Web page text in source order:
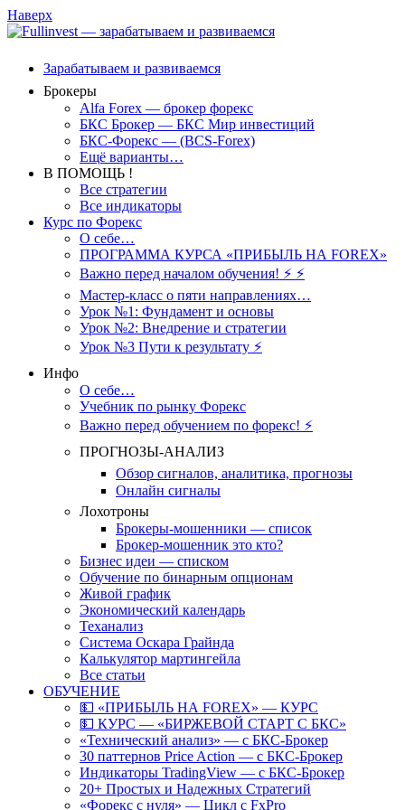
Наверх
Зарабатываем и развиваемся
Брокеры
Alfa Forex — брокер форекс
БКС Брокер — БКС Мир инвестиций
БКС-Форекс — (BCS-Forex)
Ещё варианты…
В ПОМОЩЬ !
Все стратегии
Все индикаторы
Курс по Форекс
О себе…
ПРОГРАММА КУРСА «ПРИБЫЛЬ НА FOREX»
Важно перед началом обучения! ⚡ ⚡
Мастер-класс о пяти направлениях…
Урок №1: Фундамент и основы
Урок №2: Внедрение и стратегии
Урок №3 Пути к результату ⚡️
Инфо
О себе…
Учебник по рынку Форекс
Важно перед обучением по форекс! ⚡
ПРОГНОЗЫ-АНАЛИЗ
Обзор сигналов, аналитика, прогнозы
Онлайн сигналы
Лохотроны
Брокеры-мошенники — список
Брокер-мошенник это кто?
Бизнес идеи — списком
Обучение по бинарным опционам
Живой график
Экономический календарь
Теханализ
Система Оскара Грайнда
Калькулятор мартингейла
Все статьи
ОБУЧЕНИЕ
💵 «ПРИБЫЛЬ НА FOREX» — КУРС
💵 КУРС — «БИРЖЕВОЙ СТАРТ С БКС»
«Технический анализ» — с БКС-Брокер
30 паттернов Price Action — с БКС-Брокер
Индикаторы TradingView — с БКС-Брокер
20+ Простых и Надежных Стратегий
«Форекс с нуля» — Цикл с FxPro